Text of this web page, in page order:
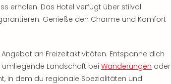
erholen. Das Hotel verfügt über stilvoll
Genieße den Charme und Komfort
an Freizeitaktivitäten. Entspanne dich
Landschaft bei Wanderungen oder
in dem du regionale Spezialitäten und